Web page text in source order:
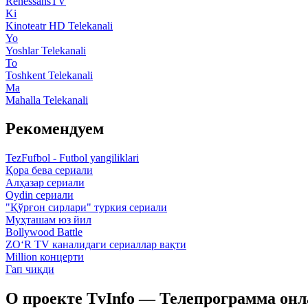
Ki
Kinoteatr HD Telekanali
Yo
Yoshlar Telekanali
To
Toshkent Telekanali
Ma
Mahalla Telekanali
Рекомендуем
TezFufbol - Futbol yangiliklari
Қора бева сериали
Алҳазар сериали
Oydin сериали
"Қўрғон сирлари" туркия сериали
Муҳташам юз йил
Bollywood Battle
ZO‘R TV каналидаги сериаллар вақти
Million концерти
Гап чиқди
О проекте TvInfo — Телепрограмма